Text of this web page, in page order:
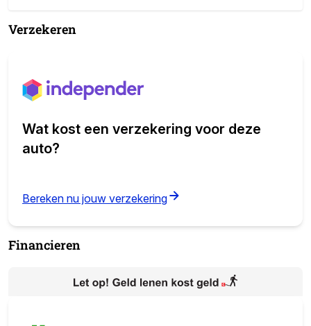
Verzekeren
Wat kost een verzekering voor deze
auto?
Bereken nu jouw verzekering
Financieren